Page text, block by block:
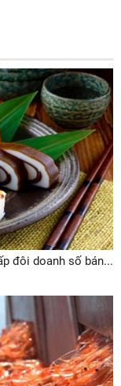
đôi doanh số bán...